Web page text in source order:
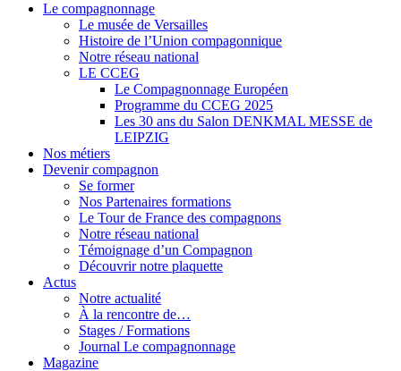
Le compagnonnage
Le musée de Versailles
Histoire de l’Union compagonnique
Notre réseau national
LE CCEG
Le Compagnonnage Européen
Programme du CCEG 2025
Les 30 ans du Salon DENKMAL MESSE de
LEIPZIG
Nos métiers
Devenir compagnon
Se former
Nos Partenaires formations
Le Tour de France des compagnons
Notre réseau national
Témoignage d’un Compagnon
Découvrir notre plaquette
Actus
Notre actualité
À la rencontre de…
Stages / Formations
Journal Le compagnonnage
Magazine